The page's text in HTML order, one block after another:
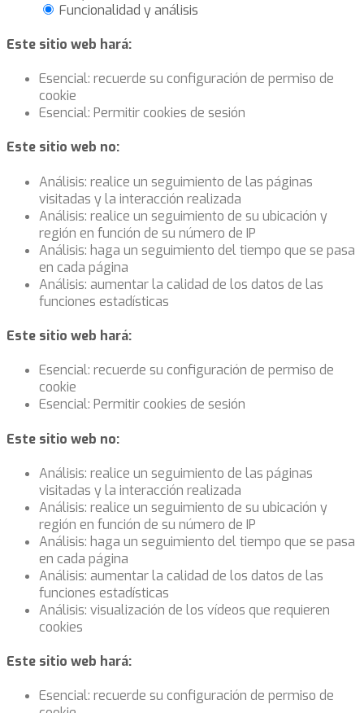
Funcionalidad y análisis
Este sitio web hará:
Esencial: recuerde su configuración de permiso de
cookie
Esencial: Permitir cookies de sesión
Este sitio web no:
Análisis: realice un seguimiento de las páginas
visitadas y la interacción realizada
Análisis: realice un seguimiento de su ubicación y
región en función de su número de IP
Análisis: haga un seguimiento del tiempo que se pasa
en cada página
Análisis: aumentar la calidad de los datos de las
funciones estadísticas
Este sitio web hará:
Esencial: recuerde su configuración de permiso de
cookie
Esencial: Permitir cookies de sesión
Este sitio web no:
Análisis: realice un seguimiento de las páginas
visitadas y la interacción realizada
Análisis: realice un seguimiento de su ubicación y
región en función de su número de IP
Análisis: haga un seguimiento del tiempo que se pasa
en cada página
Análisis: aumentar la calidad de los datos de las
funciones estadísticas
Análisis: visualización de los vídeos que requieren
cookies
Este sitio web hará:
Esencial: recuerde su configuración de permiso de